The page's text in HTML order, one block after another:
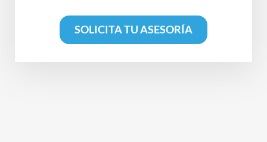
SOLICITA TU ASESORÍA